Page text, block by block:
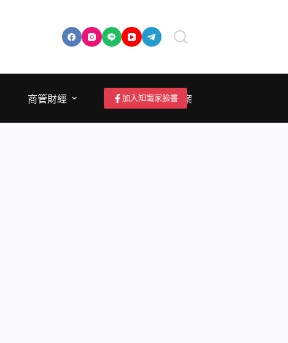
商管財經 成為作者/投稿/提案
加入知識家臉書